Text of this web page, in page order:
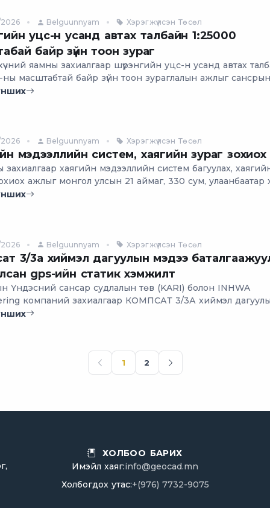
Belguunnyam Хэрэгжүүлсэн Төсөл
уцс-н усанд автах талбайн 1:25000
байр зүйн тоон зураг
яамны захиалгаар шүрэнгийн уцс-н усанд автах
ны масштабтай байр зүйн тоон зураглалын ажлыг сансрын
аргаар нийт 203км квадрат талбайд хийж
Belguunnyam Хэрэгжүүлсэн Төсөл
мэдээллийн систем, хаягийн зураг зохиох
захиалгаар хаягийн мэдээллийн систем багуулах,
ажлыг монгол улсын 21 аймаг, 330 сум, улаанбаатар
хэмжээнд хийж гүйцэтгэж байна. Уг ажлыг гмс дээр
Belguunnyam Хэрэгжүүлсэн Төсөл
3/3а хиймэл дагуулын мэдээ
gps-ийн статик хэмжилт
Үндэсний сансар судлалын төв (KARI) болон INHWA
компаний захиалгаар КОМПСАТ 3/3А хиймэл
зориулсан GCP цэгүүдийн байрлал болон
1 2
ХОЛБОО БАРИХ
Имэйл хаяг:info@geocad.mn
Холбогдох утас:+(976) 7732-9075